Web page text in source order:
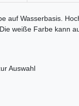
auf Wasserbasis.
weiße Farbe kann
Auswahl